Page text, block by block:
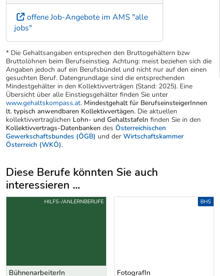
offene Job-Angebote im AMS "alle
jobs"
* Die Gehaltsangaben entsprechen den Bruttogehältern bzw
Bruttolöhnen beim Berufseinstieg. Achtung: meist beziehen sich die
Angaben jedoch auf ein Berufsbündel und nicht nur auf den einen
gesuchten Beruf. Datengrundlage sind die entsprechenden
Mindestgehälter in den Kollektivverträgen (Stand: 2025). Eine
Übersicht über alle Einstiegsgehälter finden Sie unter
www.gehaltskompass.at. Mindestgehalt für BerufseinsteigerInnen
lt. typisch anwendbaren Kollektivvertägen. Die aktuellen
kollektivvertraglichen Lohn- und Gehaltstafeln finden Sie in den
Kollektivvertrags-Datenbanken des Österreichischen
Gewerkschaftsbundes (ÖGB) und der Wirtschaftskammer
Österreich (WKÖ).
Diese Berufe könnten Sie auch
interessieren ...
Uber weitere Berufsvorschläge
BühnenarbeiterIn
HILFS-/ANLERNBERUFE
FotografIn
BHS